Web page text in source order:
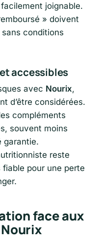
joignable.
» doivent
conditions
accessibles
avec Nourix,
d’être considérées.
compléments
souvent moins
garantie.
reste
pour une perte
face aux